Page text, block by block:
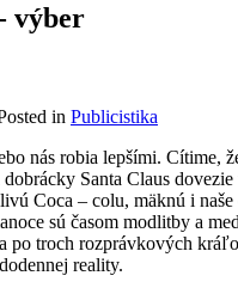
výber
in Publicistika
nás robia lepšími. Cítime,
Santa Claus
Coca – colu, mäknú i naše
sú časom modlitby a
po troch rozprávkových
reality.